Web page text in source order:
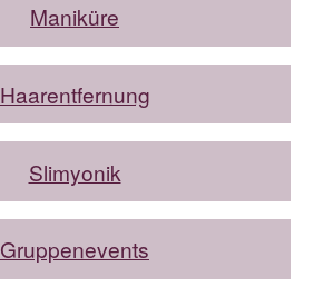
Maniküre
Haarentfernung
Slimyonik
Gruppenevents